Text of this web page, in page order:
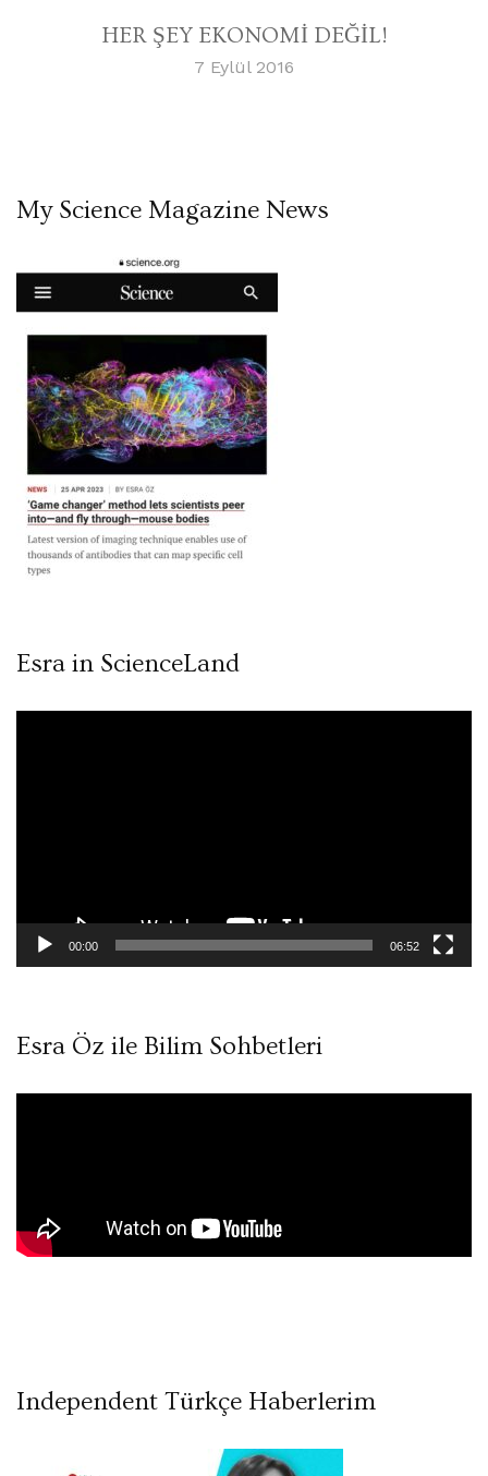
HER ŞEY EKONOMİ DEĞİL!
7 Eylül 2016
My Science Magazine News
Esra in ScienceLand
00:00 06:52
Esra Öz ile Bilim Sohbetleri
Independent Türkçe Haberlerim